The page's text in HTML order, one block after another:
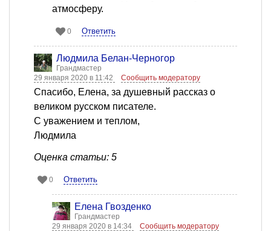
атмосферу.
0 Ответить
Людмила Белан-Черногор
Грандмастер
29 января 2020 в 11:42
Сообщить модератору
Спасибо, Елена, за душевный рассказ о
великом русском писателе.
С уважением и теплом,
Людмила
Оценка статьи: 5
0 Ответить
Елена Гвозденко
Грандмастер
29 января 2020 в 14:34
Сообщить модератору